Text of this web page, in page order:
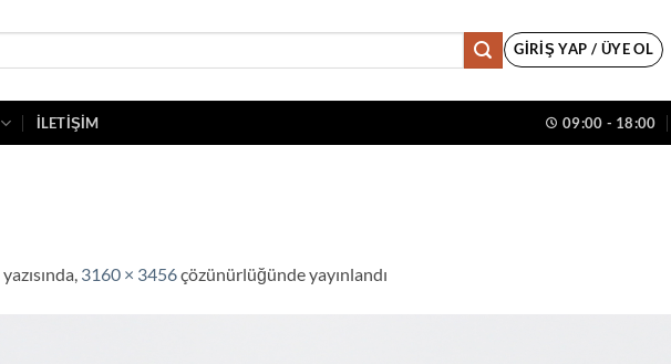
GIRIŞ YAP / ÜYE OL
İLETIŞIM 09:00 - 18:00
yazısında, 3160 × 3456çözünürlüğünde yayınlandı